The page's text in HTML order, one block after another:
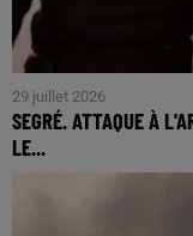
29 juillet 2026
SEGRÉ. ATTAQUE À
LE...